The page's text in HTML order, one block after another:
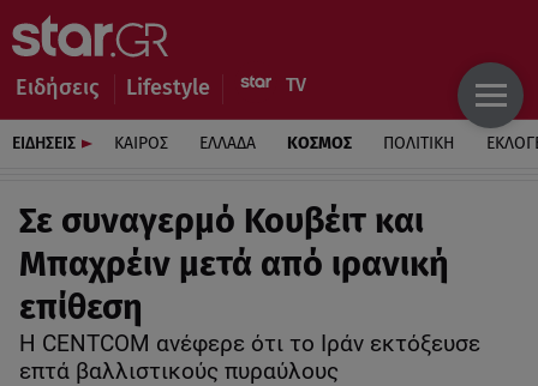
Ειδήσεις Lifestyle
ΕΙΔΗΣΕΙΣ ΚΑΙΡΟΣ ΕΛΛΑΔΑ ΚΟΣΜΟΣ ΠΟΛΙΤΙΚΗ
Σε συναγερμό Κουβέιτ και
Μπαχρέιν μετά από ιρανική
επίθεση
Η CENTCOM ανέφερε ότι το Ιράν εκτόξευσε
επτά βαλλιστικούς πυραύλους